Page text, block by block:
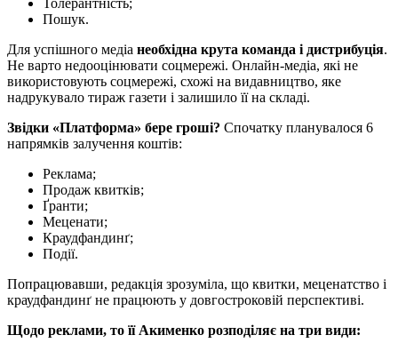
Пошук.
Для успішного медіа необхідна крута команда і дистрибуція.
Не варто недооцінювати соцмережі. Онлайн-медіа, які не
використовують соцмережі, схожі на видавництво, яке
надрукувало тираж газети і залишило її на складі.
Звідки «Платформа» бере гроші? Спочатку планувалося 6
напрямків залучення коштів:
Реклама;
Продаж квитків;
Ґранти;
Меценати;
Краудфандинґ;
Події.
Попрацювавши, редакція зрозуміла, що квитки, меценатство і
краудфандинґ не працюють у довгостроковій перспективі.
Щодо реклами, то її Акименко розподіляє на три види: